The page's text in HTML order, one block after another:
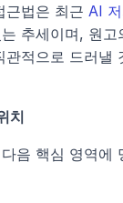
근법은 최근 AI
추세이며, 원
적으로 드러낼
치
음 핵심 영역에